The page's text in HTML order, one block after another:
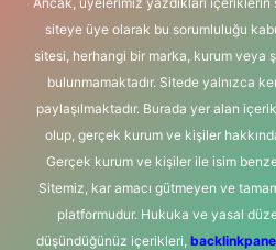
siteye üye olarak bu sorumluluğu
sitesi, herhangi bir marka, kurum veya
bulunmamaktadır. Sitede yalnızca
paylaşılmaktadır. Burada yer alan
olup, gerçek kurum ve kişiler
Gerçek kurum ve kişiler ile isim
Sitemiz, kar amacı gütmeyen ve
platformudur. Hukuka ve yasal
düşündüğünüz içerikleri,